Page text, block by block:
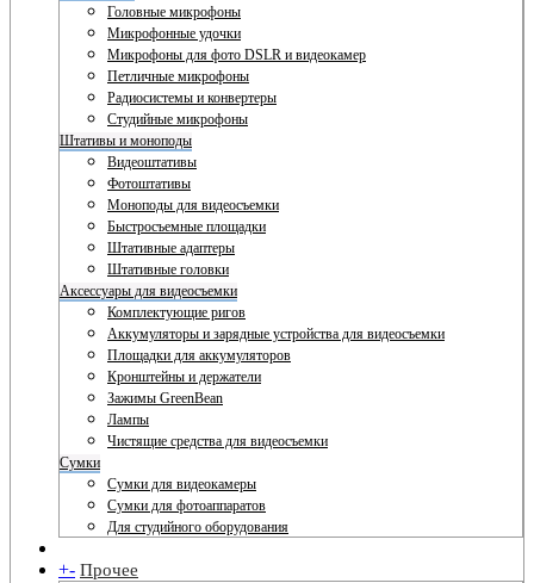
Головные микрофоны
Микрофонные удочки
Микрофоны для фото DSLR и видеокамер
Петличные микрофоны
Радиосистемы и конвертеры
Студийные микрофоны
Штативы и моноподы
Видеоштативы
Фотоштативы
Моноподы для видеосъемки
Быстросъемные площадки
Штативные адаптеры
Штативные головки
Аксессуары для видеосъемки
Комплектующие ригов
Аккумуляторы и зарядные устройства для видеосъемки
Площадки для аккумуляторов
Кронштейны и держатели
Зажимы GreenBean
Лампы
Чистящие средства для видеосъемки
Сумки
Сумки для видеокамеры
Сумки для фотоаппаратов
Для студийного оборудования
+- Прочее